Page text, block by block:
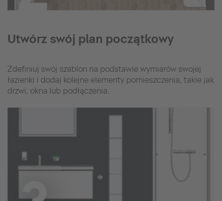
Utwórz swój plan początkowy
Zdefiniuj swój szablon na podstawie wymiarów swojej
łazienki i dodaj kolejne elementy pomieszczenia, takie jak
drzwi, okna lub podłączenia.